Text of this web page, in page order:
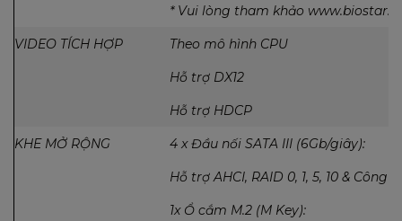
* Vui lòng tham khảo
VIDEO TÍCH HỢP Theo mô hình CPU
Hỗ trợ DX12
Hỗ trợ HDCP
KHE MỞ RỘNG 4 x Đầu nối SATA III (6Gb/giây):
Hỗ trợ AHCI, RAID 0, 1, 5, 10 &
1x Ổ cắm M.2 (M Key):